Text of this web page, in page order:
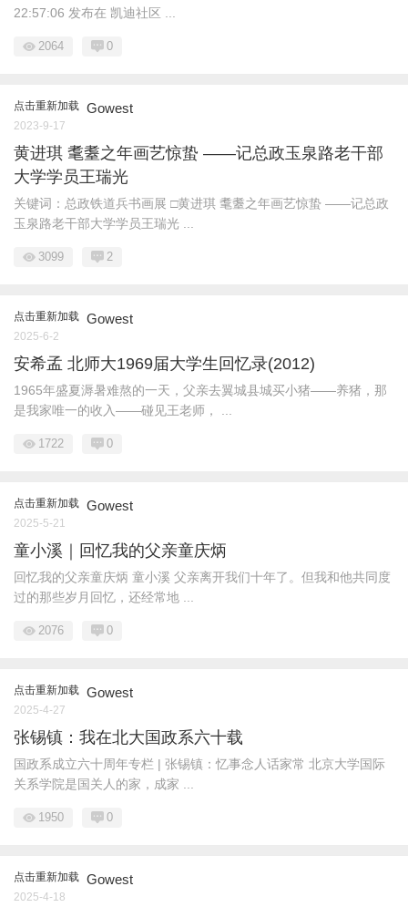
22:57:06 发布在 凯迪社区 ...
2064 0
点击重新加载 Gowest
2023-9-17
黄进琪 耄耋之年画艺惊蛰 ——记总政玉泉路老干部
大学学员王瑞光
关键词：总政铁道兵书画展 □黄进琪 耄耋之年画艺惊蛰 ——记总政
玉泉路老干部大学学员王瑞光 ...
3099 2
点击重新加载 Gowest
2025-6-2
安希孟 北师大1969届大学生回忆录(2012)
1965年盛夏溽暑难熬的一天，父亲去翼城县城买小猪——养猪，那
是我家唯一的收入——碰见王老师， ...
1722 0
点击重新加载 Gowest
2025-5-21
童小溪｜回忆我的父亲童庆炳
回忆我的父亲童庆炳 童小溪 父亲离开我们十年了。但我和他共同度
过的那些岁月回忆，还经常地 ...
2076 0
点击重新加载 Gowest
2025-4-27
张锡镇：我在北大国政系六十载
国政系成立六十周年专栏 | 张锡镇：忆事念人话家常 北京大学国际
关系学院是国关人的家，成家 ...
1950 0
点击重新加载 Gowest
2025-4-18